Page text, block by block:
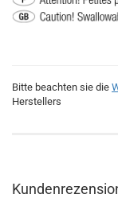
Bitte beachten sie die
Herstellers